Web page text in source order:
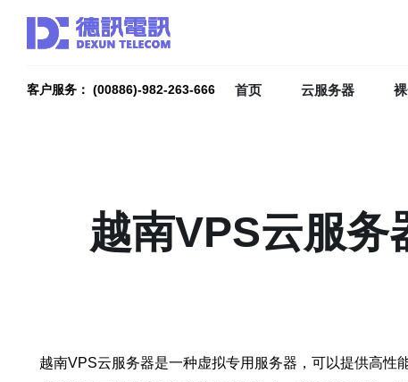
客户服务： (00886)-982-263-666 首页 云服务器
越南VPS云服
越南VPS云服务器是一种虚拟专用服务器，可以提供高性